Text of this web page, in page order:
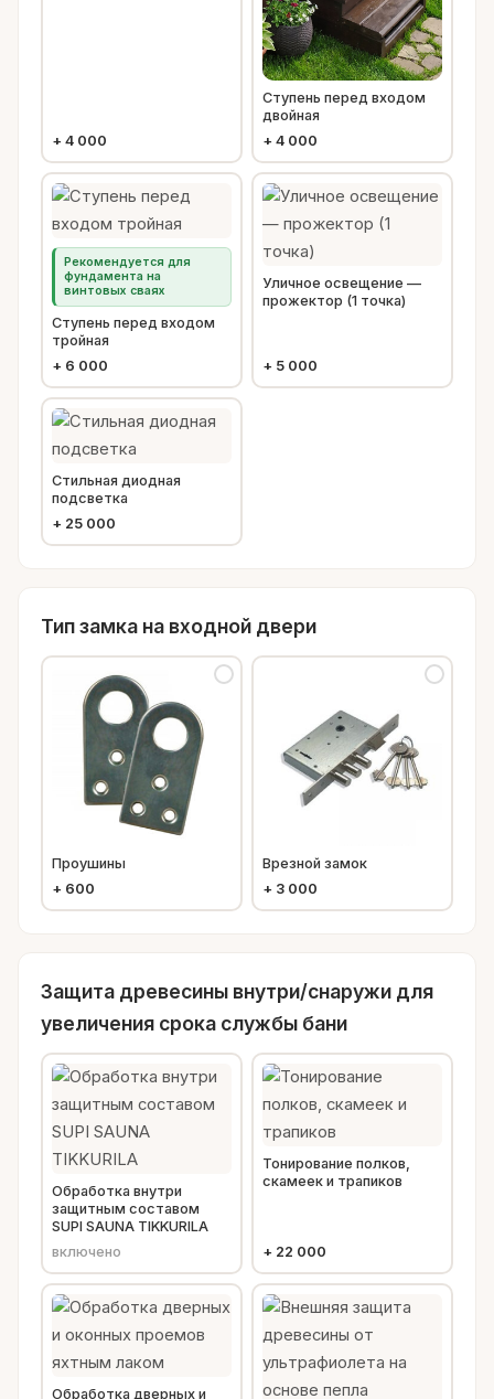
+ 4 000
Ступень перед входом
двойная
+ 4 000
Рекомендуется для
фундамента на
винтовых сваях
Ступень перед входом
тройная
+ 6 000
Уличное освещение —
прожектор (1 точка)
+ 5 000
Стильная диодная
подсветка
+ 25 000
Тип замка на входной двери
Проушины
+ 600
Врезной замок
+ 3 000
Защита древесины внутри/снаружи для
увеличения срока службы бани
Обработка внутри
защитным составом
SUPI SAUNA TIKKURILA
включено
Тонирование полков,
скамеек и трапиков
+ 22 000
Обработка дверных и